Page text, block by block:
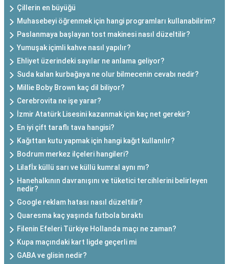
Çillerin en büyüğü
Muhasebeyi öğrenmek için hangi programları kullanabilirim?
Paslanmaya başlayan tost makinesi nasıl düzeltilir?
Yumuşak içimli kahve nasıl yapılır?
Ehliyet üzerindeki sayılar ne anlama geliyor?
Suda kalan kurbağaya ne olur bilmecenin cevabı nedir?
Millie Boby Brown kaç dil biliyor?
Cerebrovita ne işe yarar?
İzmir Atatürk Lisesini kazanmak için kaç net gerekir?
En iyi çift taraflı tava hangisi?
Kağıttan kutu yapmak için hangi kağıt kullanılır?
Bodrum merkez ilçeleri hangileri?
Lilafİx küllü sarı ve küllü kumral aynı mı?
Hanehalkının davranışını ve tüketici tercihlerini belirleyen
nedir?
Google reklam hatası nasıl düzeltilir?
Quaresma kaç yaşında futbola bıraktı
Filenin Efeleri Türkiye Hollanda maçı ne zaman?
Kupa maçındaki kart ligde geçerli mi
GABA ve glisin nedir?